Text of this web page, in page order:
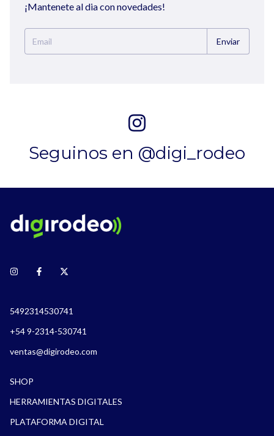
¡Mantenete al dia con novedades!
Seguinos en @digi_rodeo
5492314530741
+54 9-2314-530741
ventas@digirodeo.com
SHOP
HERRAMIENTAS DIGITALES
PLATAFORMA DIGITAL